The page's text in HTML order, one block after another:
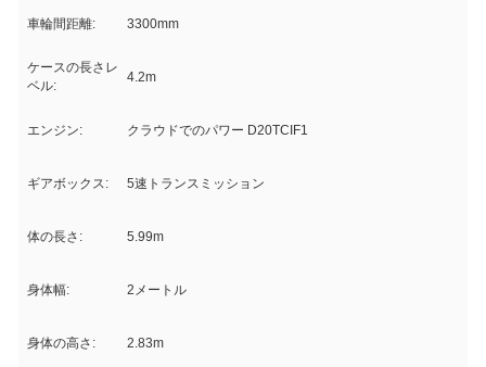
車輪間距離: 3300mm
ケースの長さレ
ベル:
4.2m
エンジン: クラウドでのパワー D20TCIF1
ギアボックス: 5速トランスミッション
体の長さ: 5.99m
身体幅: 2メートル
身体の高さ: 2.83m